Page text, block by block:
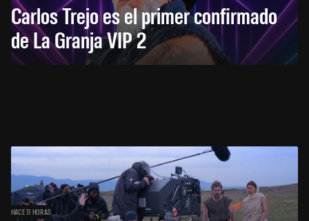
Carlos Trejo es el primer confirmado
de La Granja VIP 2
HACE 11 HORAS